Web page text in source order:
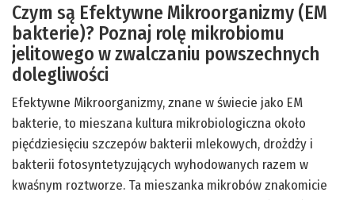
Czym są Efektywne Mikroorganizmy (EM
bakterie)? Poznaj rolę mikrobiomu
jelitowego w zwalczaniu powszechnych
dolegliwości
Efektywne Mikroorganizmy, znane w świecie jako EM
bakterie, to mieszana kultura mikrobiologiczna około
pięćdziesięciu szczepów bakterii mlekowych, drożdży i
bakterii fotosyntetyzujących wyhodowanych razem w
kwaśnym roztworze. Ta mieszanka mikrobów znakomicie